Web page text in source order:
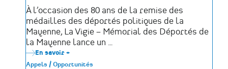
À l’occasion des 80 ans de la remise des
médailles des déportés politiques de la
Mayenne, La Vigie – Mémorial des Déportés de
la Mayenne lance un …
En savoir +
Appel
Appels / Opportunités